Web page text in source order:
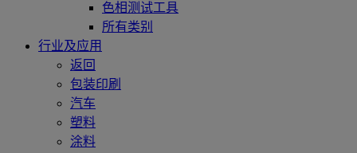
色相测试工具
所有类别
行业及应用
返回
包装印刷
汽车
塑料
涂料